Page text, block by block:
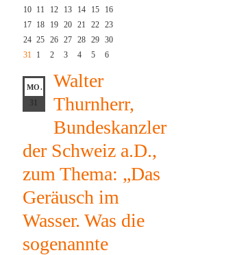
10
11 12 13 14 15
16
17
18 19 20 21 22
23
24 25 26 27 28 29
30
31
1 2 3 4 5 6
MO.
Walter
Thurnherr,
Bundeskanzler
der Schweiz a.D.,
zum Thema: „Das
Geräusch im
Wasser. Was die
sogenannte